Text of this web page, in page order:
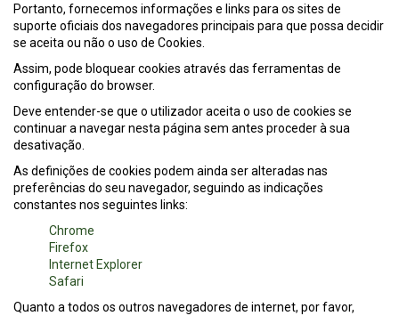
Portanto, fornecemos informações e links para os sites de
suporte oficiais dos navegadores principais para que possa decidir
se aceita ou não o uso de Cookies.
Assim, pode bloquear cookies através das ferramentas de
configuração do browser.
Deve entender-se que o utilizador aceita o uso de cookies se
continuar a navegar nesta página sem antes proceder à sua
desativação.
As definições de cookies podem ainda ser alteradas nas
preferências do seu navegador, seguindo as indicações
constantes nos seguintes links:
Chrome
Firefox
Internet Explorer
Safari
Quanto a todos os outros navegadores de internet, por favor,